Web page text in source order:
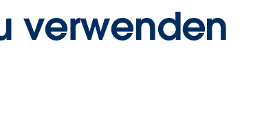
verwenden